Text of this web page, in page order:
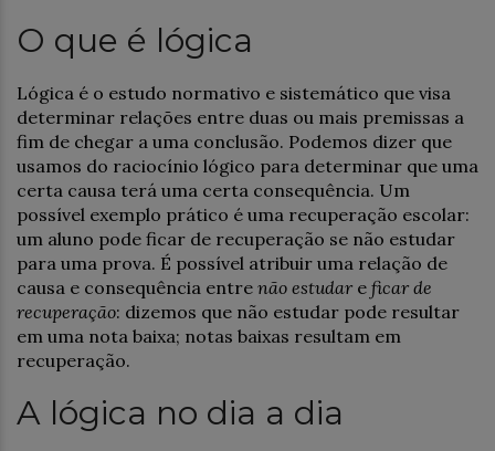
O que é lógica
Lógica é o estudo normativo e sistemático que visa
determinar relações entre duas ou mais premissas a
fim de chegar a uma conclusão. Podemos dizer que
usamos do raciocínio lógico para determinar que uma
certa causa terá uma certa consequência. Um
possível exemplo prático é uma recuperação escolar:
um aluno pode ficar de recuperação se não estudar
para uma prova. É possível atribuir uma relação de
causa e consequência entre não estudar e ficar de
recuperação: dizemos que não estudar pode resultar
em uma nota baixa; notas baixas resultam em
recuperação.
A lógica no dia a dia